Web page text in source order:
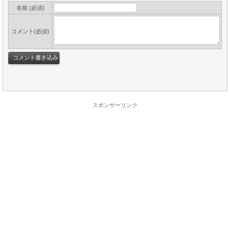
名前 (必須)
コメント(必須)
スポンサーリンク